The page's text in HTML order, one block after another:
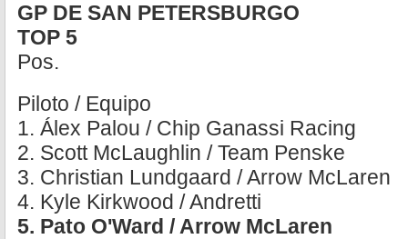
GP DE SAN PETERSBURGO
TOP 5
Pos.
Piloto / Equipo
1. Álex Palou / Chip Ganassi Racing
2. Scott McLaughlin / Team Penske
3. Christian Lundgaard / Arrow McLaren
4. Kyle Kirkwood / Andretti
5. Pato O'Ward / Arrow McLaren